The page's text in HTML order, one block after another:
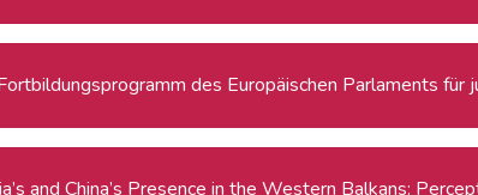
des Europäischen Parlaments für